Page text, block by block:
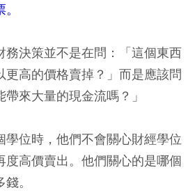
務決策並不是在問：「這個東西
更高的價格賣掉？」而是應該問
來大量的現金流嗎？」
學位時，他們不會關心財經學位
度高價賣出。他們關心的是哪個
。